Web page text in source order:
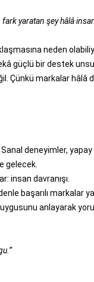
yaratan şey hâlâ
neden
güçlü bir destek
Çünkü markalar hâlâ
deneyimler, yapay
gelecek.
insan davranışı.
başarılı markalar
anlayarak